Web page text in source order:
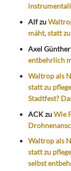
Alfzu
mäht, statt
Axel
entbehrlich
Waltrop als
statt zu
Stadtfest?
ACKzuWie
Waltrop als
statt zu
selbst